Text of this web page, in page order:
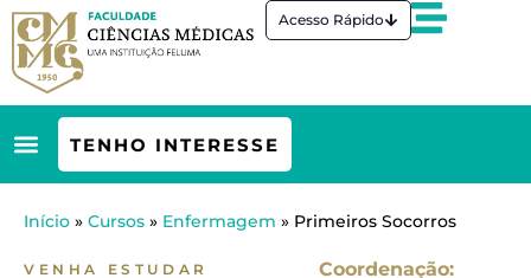
para
conteúdo
Acesso Rápido
TENHO INTERESSE
Início » Cursos » Enfermagem » Primeiros Socorros
VENHA ESTUDAR
Coordenação: